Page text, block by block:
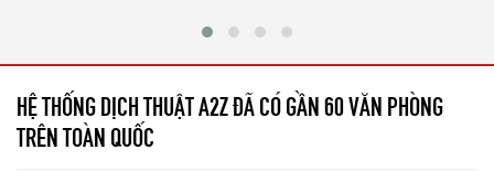
HỆ THỐNG DỊCH THUẬT A2Z ĐÃ CÓ GẦN 60 VĂN PHÒNG
TRÊN TOÀN QUỐC